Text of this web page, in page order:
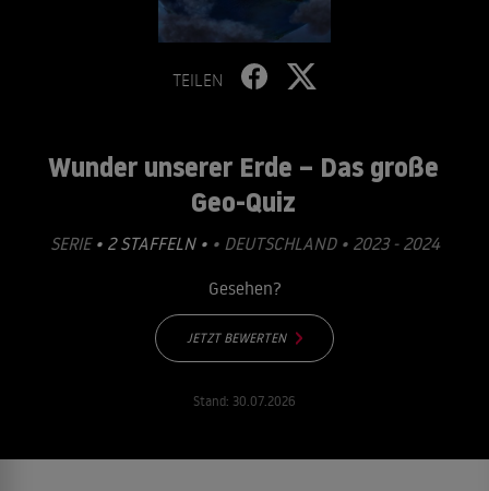
TEILEN
Wunder unserer Erde – Das große
Geo-Quiz
SERIE • 2 STAFFELN •• DEUTSCHLAND • 2023 - 2024
Gesehen?
JETZT BEWERTEN
Stand: 30.07.2026